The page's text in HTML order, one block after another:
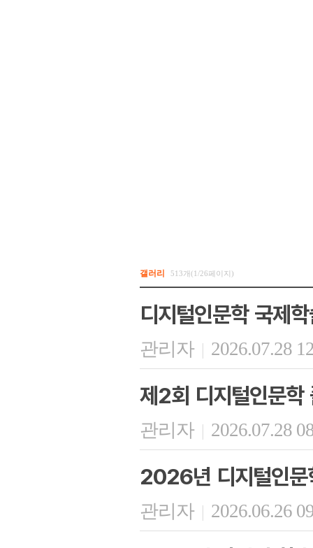
갤러리 513개(1/26페이지)
디지털인문학 국제
관리자 | 2026.07.28
제2회 디지털인문
관리자 | 2026.07.28
2026년 디지털인문
관리자 | 2026.06.26